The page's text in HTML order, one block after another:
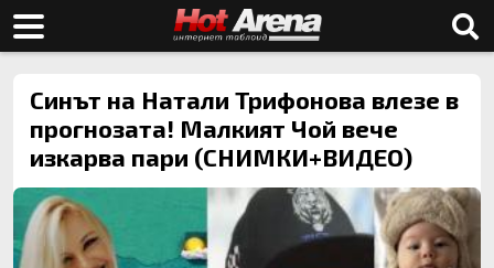
Синът на Натали Трифонова влезе в
прогнозата! Малкият Чой вече
изкарва пари (СНИМКИ+ВИДЕО)